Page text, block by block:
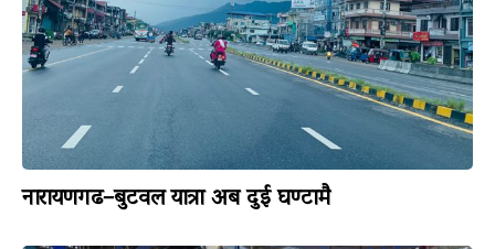
नारायणगढ–बुटवल यात्रा अब दुई घण्टामै